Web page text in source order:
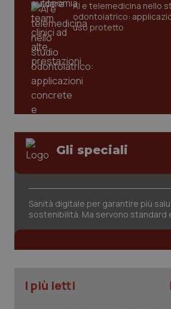
AI e telemedicina nello
odontoiatrico:
uso protetto
Gli speciali
Sanità digitale per garantire più
sostenibilità. Ma servono standard
I più letti
CookieScriptConsent
tracking-enable
tracking-sites-ironfish-